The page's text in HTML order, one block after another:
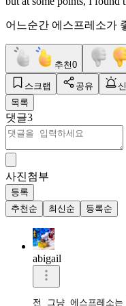
어느순간 에스프레소가
추천0
스크랩 공유
목록
댓글3
사진첨부
등록
추천순
최신순 등록순
abigail
전 그냥 에스프레소